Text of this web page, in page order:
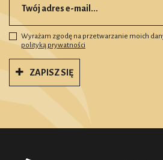
Wyrażam zgodę na przetwarzanie moich
polityką prywatności
ZAPISZ SIĘ